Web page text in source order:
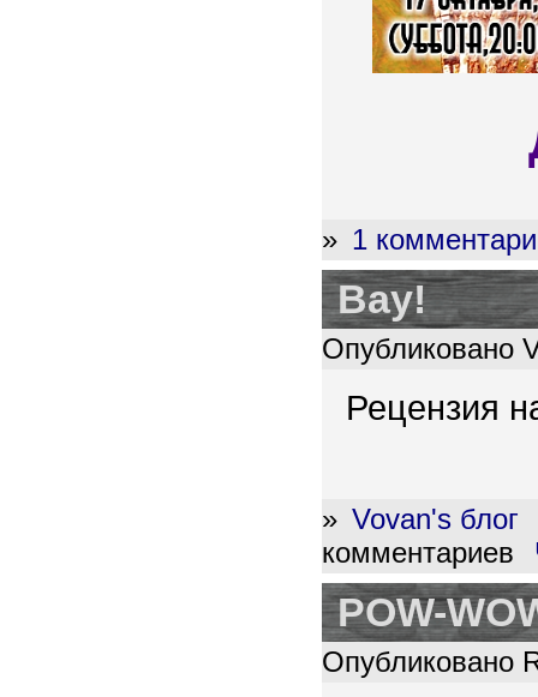
» 1
Вау!
Опубликовано
Рецензия
» Vovan's блог
комментариев
POW-
Опубликовано